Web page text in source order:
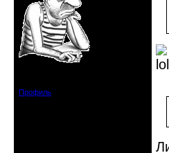
Профиль